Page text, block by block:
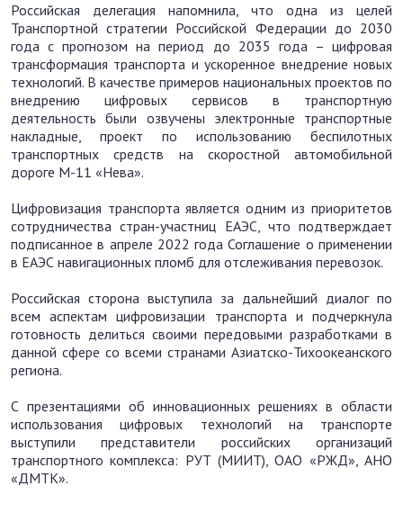
Российская делегация напомнила, что одна из целей
Транспортной стратегии Российской Федерации до 2030
года с прогнозом на период до 2035 года – цифровая
трансформация транспорта и ускоренное внедрение новых
технологий. В качестве примеров национальных проектов по
внедрению цифровых сервисов в транспортную
деятельность были озвучены электронные транспортные
накладные, проект по использованию беспилотных
транспортных средств на скоростной автомобильной
дороге М-11 «Нева».
Цифровизация транспорта является одним из приоритетов
сотрудничества стран-участниц ЕАЭС, что подтверждает
подписанное в апреле 2022 года Соглашение о применении
в ЕАЭС навигационных пломб для отслеживания перевозок.
Российская сторона выступила за дальнейший диалог по
всем аспектам цифровизации транспорта и подчеркнула
готовность делиться своими передовыми разработками в
данной сфере со всеми странами Азиатско-Тихоокеанского
региона.
С презентациями об инновационных решениях в области
использования цифровых технологий на транспорте
выступили представители российских организаций
транспортного комплекса: РУТ (МИИТ), ОАО «РЖД», АНО
«ДМТК».